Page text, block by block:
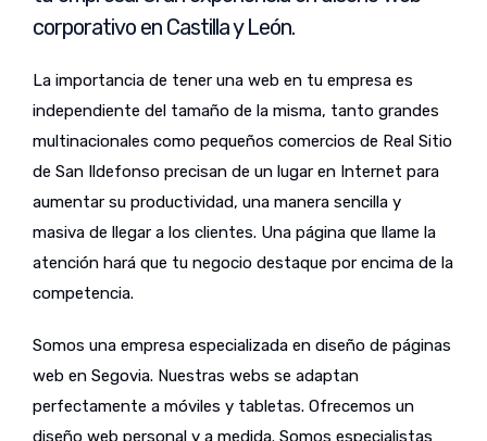
corporativo en Castilla y León.
La importancia de tener una web en tu empresa es
independiente del tamaño de la misma, tanto grandes
multinacionales como pequeños comercios de Real Sitio
de San Ildefonso precisan de un lugar en Internet para
aumentar su productividad, una manera sencilla y
masiva de llegar a los clientes. Una página que llame la
atención hará que tu negocio destaque por encima de la
competencia.
Somos una empresa especializada en diseño de páginas
web en Segovia. Nuestras webs se adaptan
perfectamente a móviles y tabletas. Ofrecemos un
diseño web personal y a medida. Somos especialistas